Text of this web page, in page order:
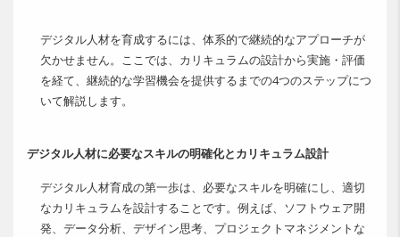
デジタル人材を育成するには、体系的で継続的なアプローチが
欠かせません。ここでは、カリキュラムの設計から実施・評価
を経て、継続的な学習機会を提供するまでの4つのステップにつ
いて解説します。
デジタル人材に必要なスキルの明確化とカリキュラム設計
デジタル人材育成の第一歩は、必要なスキルを明確にし、適切
なカリキュラムを設計することです。例えば、ソフトウェア開
発、データ分析、デザイン思考、プロジェクトマネジメントな